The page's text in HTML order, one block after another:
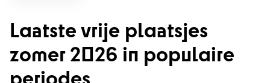
Laatste vrije plaatsjes
zomer 2026 in populaire
periodes